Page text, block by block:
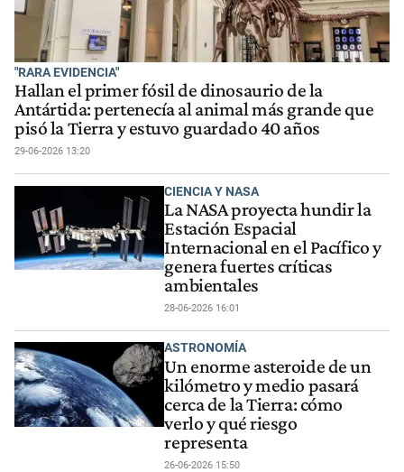
"RARA EVIDENCIA"
Hallan el primer fósil de dinosaurio de la
Antártida: pertenecía al animal más grande que
pisó la Tierra y estuvo guardado 40 años
29-06-2026 13:20
CIENCIA Y NASA
La NASA proyecta hundir la
Estación Espacial
Internacional en el Pacífico y
genera fuertes críticas
ambientales
28-06-2026 16:01
ASTRONOMÍA
Un enorme asteroide de un
kilómetro y medio pasará
cerca de la Tierra: cómo
verlo y qué riesgo
representa
26-06-2026 15:50